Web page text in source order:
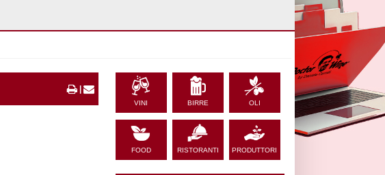
|
VINI BIRRE OLI
FOOD RISTORANTI PRODUTTORI